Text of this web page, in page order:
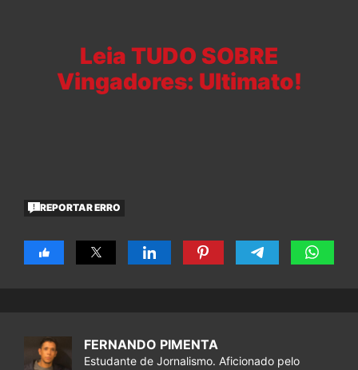
Leia TUDO SOBRE
Vingadores: Ultimato!
REPORTAR ERRO
FERNANDO PIMENTA
Estudante de Jornalismo. Aficionado pelo